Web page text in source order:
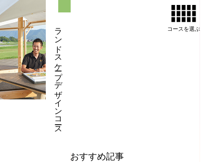
コースを選ぶ
ランドスケープデザインコース
おすすめ記事